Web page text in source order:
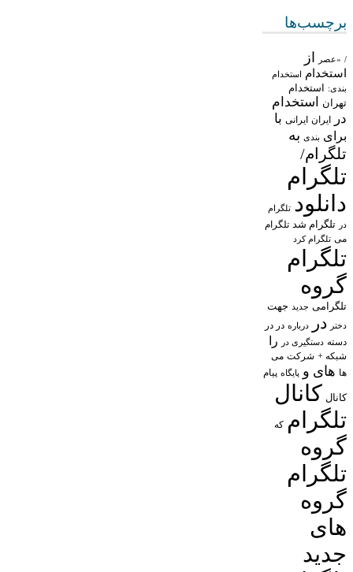
برچسب‌ها
/ «عصر از
استخدام استخدام
بندی: استخدام
تهران
استخدام
در
ایران ایرانی با
برای بندی به
تلگرام/
تلگرام
دانلود تلگرام
در تلگرام شد تلگرام
می تلگرام کرد
تلگرام
گروه
تلگرامی جدید جهت
دختر در درباره در در
دسته دستگیری در را
شبکه + شرکت می
ها های و پایگاه پیام
کانال کانال
تلگرام که
گروه
تلگرام
گروه
های
جدید